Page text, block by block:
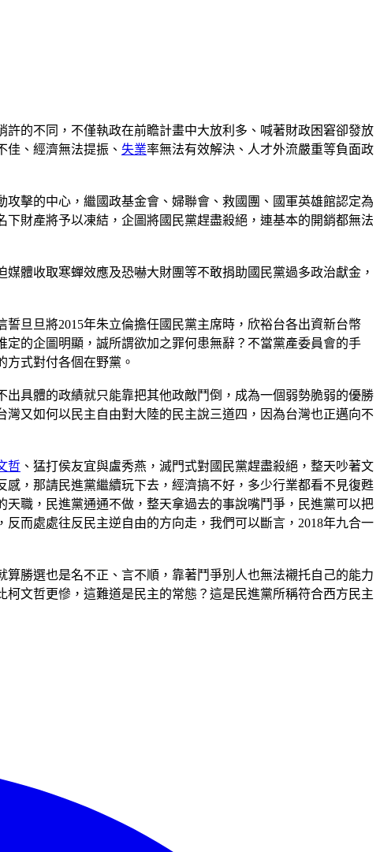
許的不同，不僅執政在前瞻計畫中大放利多、喊著財政困窘卻發放
、經濟無法提振、 失業率無法有效解決、人才外流嚴重等負面政
擊的中心，繼國政基金會、婦聯會、救國團、國軍英雄館認定為
財產將予以凍結，企圖將國民黨趕盡殺絕，連基本的開銷都無法
體收取寒蟬效應及恐嚇大財團等不敢捐助國民黨過多政治獻金，
旦旦將2015年朱立倫擔任國民黨主席時，欣裕台各出資新台幣
的企圖明顯，誠所謂欲加之罪何患無辭？不當黨產委員會的手
方式對付各個在野黨。
具體的政績就只能靠把其他政敵鬥倒，成為一個弱勢脆弱的優勝
又如何以民主自由對大陸的民主說三道四，因為台灣也正邁向不
哲 、猛打侯友宜與盧秀燕，滅門式對國民黨趕盡殺絕，整天吵著文
，那請民進黨繼續玩下去，經濟搞不好，多少行業都看不見復甦
職，民進黨通通不做，整天拿過去的事說嘴鬥爭，民進黨可以把
而處處往反民主逆自由的方向走，我們可以斷言，2018年九合一
勝選也是名不正、言不順，靠著鬥爭別人也無法襯托自己的能力
文哲更慘，這難道是民主的常態？這是民進黨所稱符合西方民主